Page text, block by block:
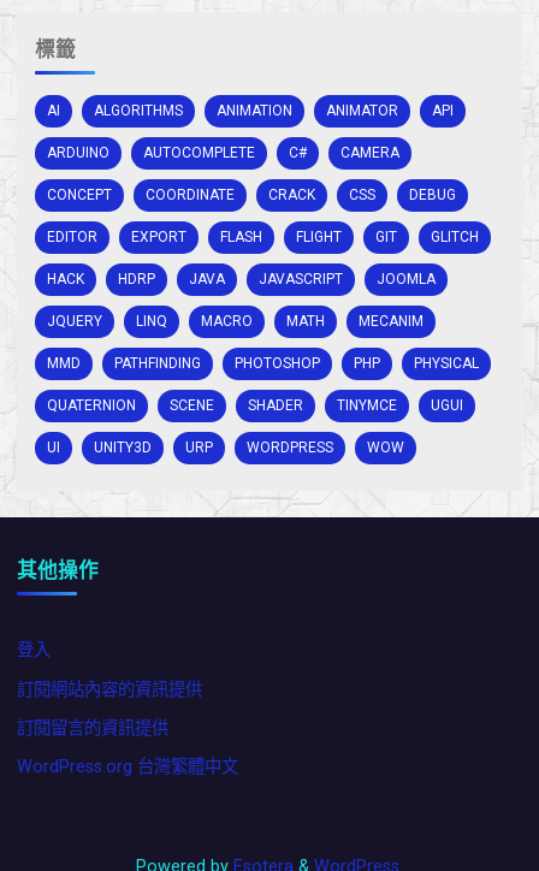
標籤
AI ALGORITHMS ANIMATION ANIMATOR API
ARDUINO AUTOCOMPLETE C# CAMERA
CONCEPT COORDINATE CRACK CSS DEBUG
EDITOR EXPORT FLASH FLIGHT GIT GLITCH
HACK HDRP JAVA JAVASCRIPT JOOMLA
JQUERY LINQ MACRO MATH MECANIM
MMD PATHFINDING PHOTOSHOP PHP PHYSICAL
QUATERNION SCENE SHADER TINYMCE UGUI
UI UNITY3D URP WORDPRESS WOW
其他操作
登入
訂閱網站內容的資訊提供
訂閱留言的資訊提供
WordPress.org 台灣繁體中文
Powered by Esotera & WordPress